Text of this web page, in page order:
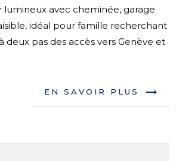
lumineux avec cheminée, garage
idéal pour famille recherchant
deux pas des accès vers Genève et
EN SAVOIR PLUS